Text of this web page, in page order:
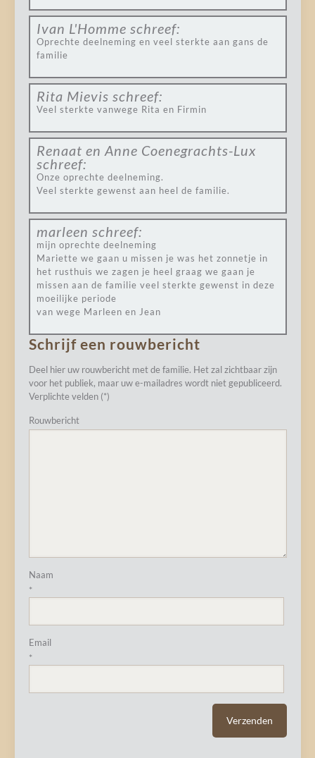
Ivan L'Homme schreef:
Oprechte deelneming en veel sterkte aan gans de
familie
Rita Mievis schreef:
Veel sterkte vanwege Rita en Firmin
Renaat en Anne Coenegrachts-Lux
schreef:
Onze oprechte deelneming.
Veel sterkte gewenst aan heel de familie.
marleen schreef:
mijn oprechte deelneming
Mariette we gaan u missen je was het zonnetje in
het rusthuis we zagen je heel graag we gaan je
missen aan de familie veel sterkte gewenst in deze
moeilijke periode
van wege Marleen en Jean
Schrijf een rouwbericht
Deel hier uw rouwbericht met de familie. Het zal zichtbaar zijn
voor het publiek, maar uw e-mailadres wordt niet gepubliceerd.
Verplichte velden (*)
Rouwbericht
Naam
*
Email
*